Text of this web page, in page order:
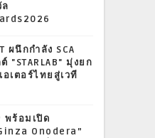
ผนึกกำลัง SCA
"STARLAB" มุ่งยก
เตอร์ไทยสู่เวที
พร้อมเปิด
Onodera”